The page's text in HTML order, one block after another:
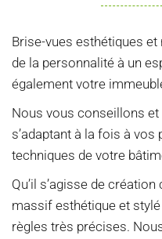
Brise-vues esthétiques
de la personnalité à un
également votre
Nous vous conseillons
s’adaptant à la fois à
techniques de votre
Qu’il s’agisse de
massif esthétique et
règles très précises.